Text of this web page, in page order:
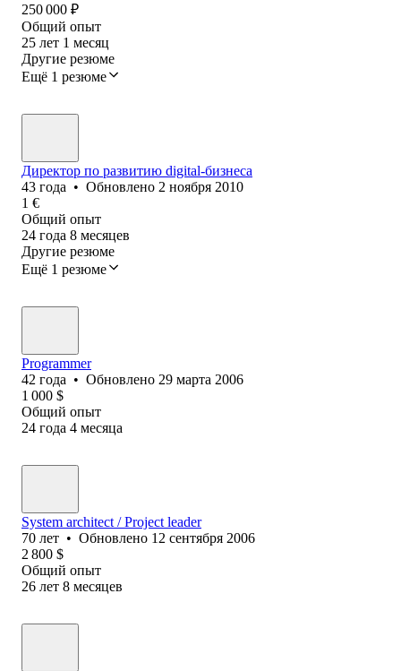
250 000 ₽
Общий опыт
25 лет 1 месяц
Другие резюме
Ещё 1 резюме
Директор по развитию digital-бизнеса
43 года • Обновлено 2 ноября 2010
1 €
Общий опыт
24 года 8 месяцев
Другие резюме
Ещё 1 резюме
Programmer
42 года • Обновлено 29 марта 2006
1 000 $
Общий опыт
24 года 4 месяца
System architect / Project leader
70 лет • Обновлено 12 сентября 2006
2 800 $
Общий опыт
26 лет 8 месяцев